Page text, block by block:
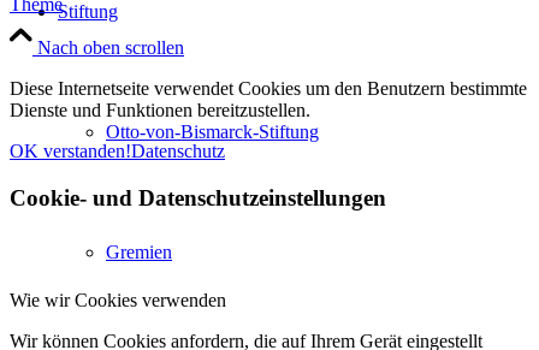
Stiftung
Otto-von-Bismarck-Stiftung
Gremien
Theme
Nach oben scrollen
Diese Internetseite verwendet Cookies um den Benutzern bestimmte
Dienste und Funktionen bereitzustellen.
OK verstanden!Datenschutz
Cookie- und Datenschutzeinstellungen
Wie wir Cookies verwenden
Wir können Cookies anfordern, die auf Ihrem Gerät eingestellt